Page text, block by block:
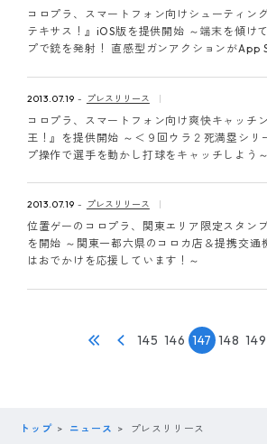
コロプラ、スマートフォン向けシューティン
テキサス！』iOS版を提供開始 ～端末を傾け
プで銃を発射！ 直感型ガンアクションがApp
2013.07.19 プレスリリース
コロプラ、スマートフォン向け爽快キャッチ
王！』を提供開始 ～＜９回ウラ２死満塁シリ
プ操作で選手を動かし打球をキャッチしよう～
2013.07.19 プレスリリース
位置ゲーのコロプラ、関東エリア限定スタン
を開始 ～関東一都六県のコロカ店＆提携交通
はおでかけを応援しています！～
145 146 147 148 149
トップ ニュース プレスリリース